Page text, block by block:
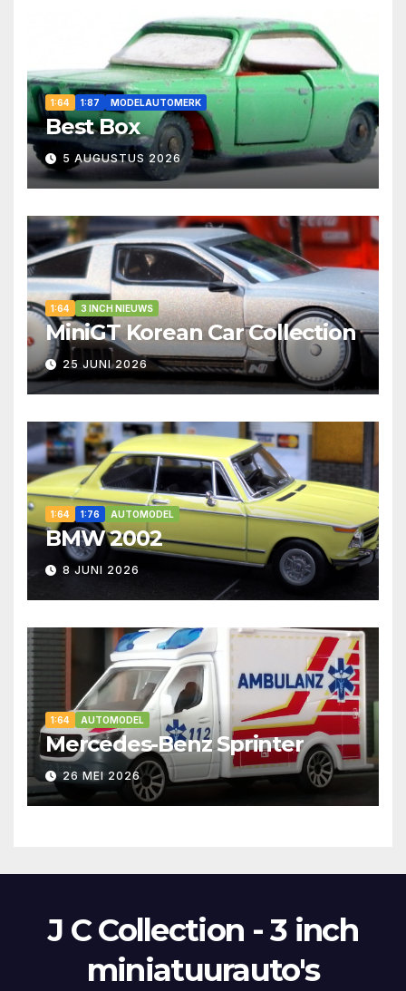
1:64 1:87 MODELAUTOMERK
Best Box
5 AUGUSTUS 2026
1:64 3 INCH NIEUWS
MiniGT Korean Car Collection
25 JUNI 2026
1:64 1:76 AUTOMODEL
BMW 2002
8 JUNI 2026
1:64 AUTOMODEL
Mercedes-Benz Sprinter
26 MEI 2026
J C Collection - 3 inch
miniatuurauto's